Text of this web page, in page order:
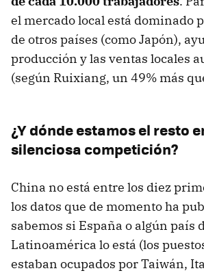
el mercado local está dominado
de otros países (como Japón),
producción y las ventas locales
(según Ruixiang, un 49% más
¿Y dónde estamos el resto
silenciosa competición?
China no está entre los diez
los datos que de momento ha
sabemos si España o algún país
Latinoamérica lo está (los
estaban ocupados por Taiwán,